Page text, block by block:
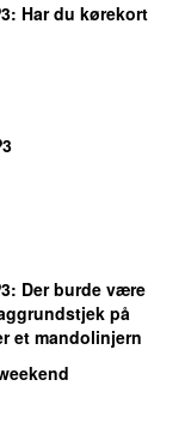
: Har du kørekort
: Der burde være
på
et mandolinjern